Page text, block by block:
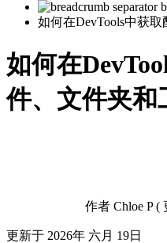
如何在DevTools中获
如何在
件、文件夹和
作者 Chloe P(
更新于 2026年 六月 19日